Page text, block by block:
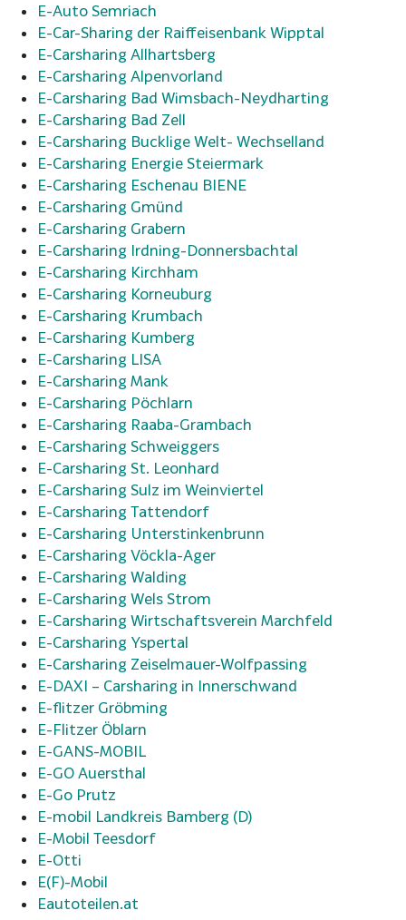
E-Auto Semriach
E-Car-Sharing der Raiffeisenbank Wipptal
E-Carsharing Allhartsberg
E-Carsharing Alpenvorland
E-Carsharing Bad Wimsbach-Neydharting
E-Carsharing Bad Zell
E-Carsharing Bucklige Welt- Wechselland
E-Carsharing Energie Steiermark
E-Carsharing Eschenau BIENE
E-Carsharing Gmünd
E-Carsharing Grabern
E-Carsharing Irdning-Donnersbachtal
E-Carsharing Kirchham
E-Carsharing Korneuburg
E-Carsharing Krumbach
E-Carsharing Kumberg
E-Carsharing LISA
E-Carsharing Mank
E-Carsharing Pöchlarn
E-Carsharing Raaba-Grambach
E-Carsharing Schweiggers
E-Carsharing St. Leonhard
E-Carsharing Sulz im Weinviertel
E-Carsharing Tattendorf
E-Carsharing Unterstinkenbrunn
E-Carsharing Vöckla-Ager
E-Carsharing Walding
E-Carsharing Wels Strom
E-Carsharing Wirtschaftsverein Marchfeld
E-Carsharing Yspertal
E-Carsharing Zeiselmauer-Wolfpassing
E-DAXI – Carsharing in Innerschwand
E-flitzer Gröbming
E-Flitzer Öblarn
E-GANS-MOBIL
E-GO Auersthal
E-Go Prutz
E-mobil Landkreis Bamberg (D)
E-Mobil Teesdorf
E-Otti
E(F)-Mobil
Eautoteilen.at